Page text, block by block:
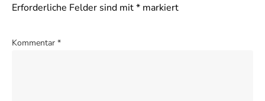
Erforderliche Felder sind mit* markiert
Kommentar *